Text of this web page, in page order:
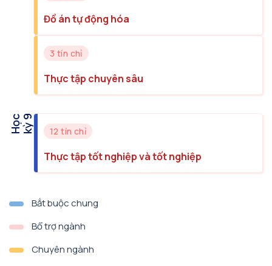
Đồ án tự động hóa
3 tín chỉ
Thực tập chuyên sâu
H
ọ
c
k
ỳ9 12 tín chỉ
Thực tập tốt nghiệp và tốt nghiệp
Bắt buộc chung
Bổ trợ ngành
Chuyên ngành